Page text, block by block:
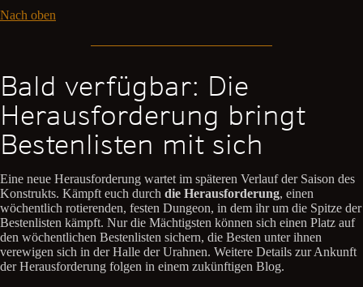
Nach oben
Bald verfügbar: Die
Herausforderung bringt
Bestenlisten mit sich
Eine neue Herausforderung wartet im späteren Verlauf der Saison des
Konstrukts. Kämpft euch durch die Herausforderung, einen
wöchentlich rotierenden, festen Dungeon, in dem ihr um die Spitze der
Bestenlisten kämpft. Nur die Mächtigsten können sich einen Platz auf
den wöchentlichen Bestenlisten sichern, die Besten unter ihnen
verewigen sich in der Halle der Urahnen. Weitere Details zur Ankunft
der Herausforderung folgen in einem zukünftigen Blog.